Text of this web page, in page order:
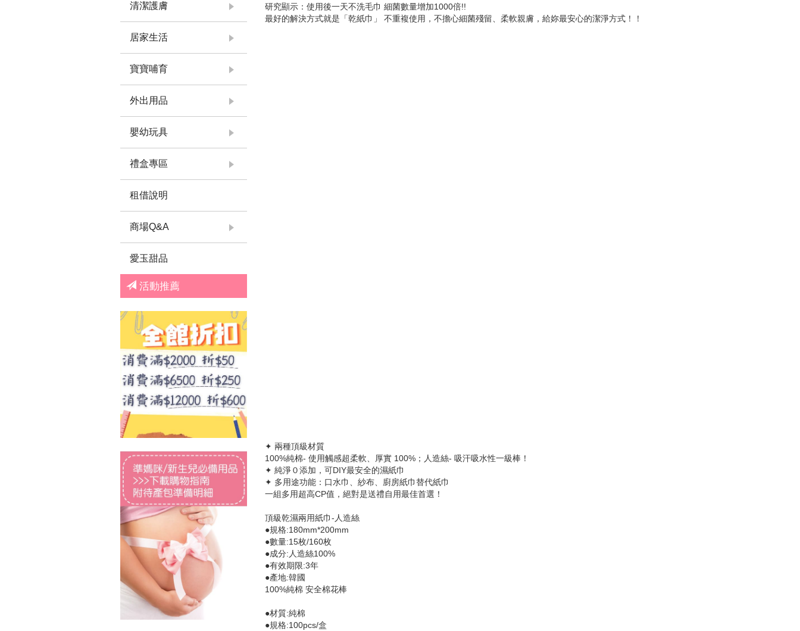
清潔護膚
居家生活
寶寶哺育
外出用品
嬰幼玩具
禮盒專區
租借說明
商場Q&A
愛玉甜品
活動推薦
研究顯示：使用後一天不洗毛巾 細菌數量增加1000倍!!
最好的解決方式就是「乾紙巾」 不重複使用，不擔心細菌殘留、柔軟親膚，給妳最安心的潔淨方式！！
✦ 兩種頂級材質
100%純棉- 使用觸感超柔軟、厚實 100%；人造絲- 吸汗吸水性一級棒！
✦ 純淨０添加，可DIY最安全的濕紙巾
✦ 多用途功能：口水巾、紗布、廚房紙巾替代紙巾
一組多用超高CP值，絕對是送禮自用最佳首選！
頂級乾濕兩用紙巾-人造絲
●規格:180mm*200mm
●數量:15枚/160枚
●成分:人造絲100%
●有效期限:3年
●產地:韓國
100%純棉 安全棉花棒
●材質:純棉
●規格:100pcs/盒